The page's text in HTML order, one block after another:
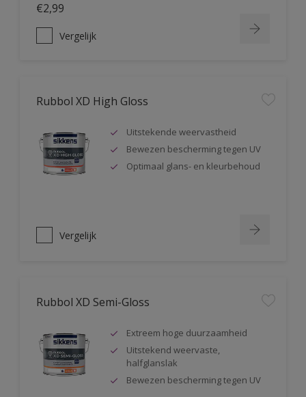
€2,99
Vergelijk
Rubbol XD High Gloss
Uitstekende weervastheid
Bewezen bescherming tegen UV
Optimaal glans- en kleurbehoud
Vergelijk
Rubbol XD Semi-Gloss
Extreem hoge duurzaamheid
Uitstekend weervaste,
halfglanslak
Bewezen bescherming tegen UV